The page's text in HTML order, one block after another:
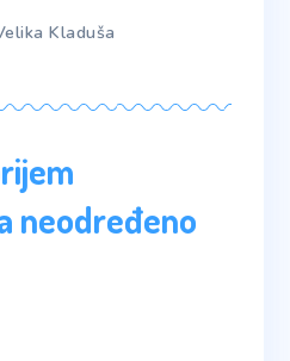
Kladuša
neodređeno